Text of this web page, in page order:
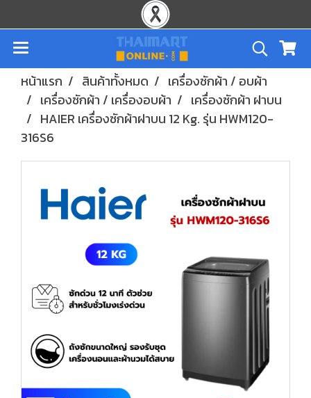
หน้าแรก สินค้าทั้งหมด
เครื่องซักผ้า / อบผ้า
เครื่องซักผ้า / เครื่องอบผ้า
เครื่องซักผ้า ฝาบน
HAIER เครื่องซักผ้าฝาบน 12 Kg. รุ่น HWM120-
316S6